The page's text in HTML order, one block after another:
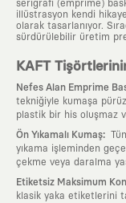
serigrafi (emprime)
illüstrasyon kendi
olarak tasarlanıyor.
sürdürülebilir üretim
KAFT
Nefes Alan Emprime
tekniğiyle kumaşa
plastik bir his oluşmaz
Ön Yıkamalı Kumaş:
yıkama işleminden
çekme veya daralma
Etiketsiz Maksimum
klasik yaka etiketlerini